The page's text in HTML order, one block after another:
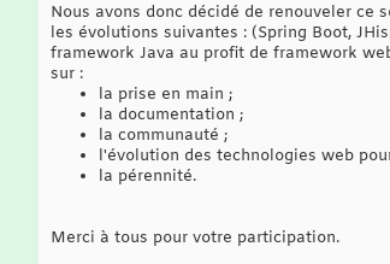
Nous avons donc décidé de renouveler ce
les évolutions suivantes : (Spring Boot,
framework Java au profit de framework
sur :
la prise en main ;
la documentation ;
la communauté ;
l'évolution des technologies web
la pérennité.
Merci à tous pour votre participation.